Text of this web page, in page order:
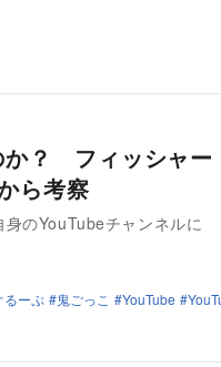
か？ フィッシャー
ら考察
のYouTubeチャンネルに
るーぷ 鬼ごっこ YouTube